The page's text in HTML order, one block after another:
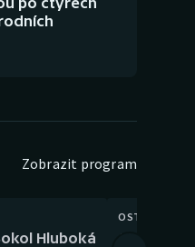
Zobrazit program
Hluboká
OSTATNÍ